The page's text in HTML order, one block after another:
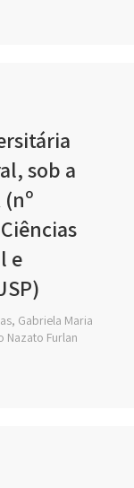
sob a
e
Gabriela Maria
Nazato Furlan